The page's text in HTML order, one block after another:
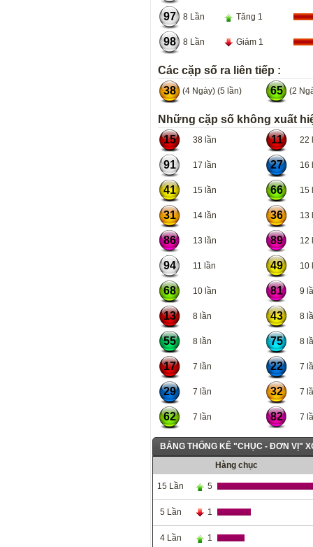
97 8 Lần Tăng 1
98 8 Lần Giảm 1
Các cặp số ra liên tiếp :
38
(4 Ngày) (5 lần) 65 (2
Những cặp số không xuất
15
38 lần 11 22
91 17 lần 27 16
41 15 lần 66 15
31 14 lần 36 13
86 13 lần 89 12
94 11 lần 49 10
68 10 lần 81 9
13 8 lần 43 8
55 8 lần 75 8
17 7 lần 22 7
29 7 lần 32 7
62 7 lần 82 7
BẢNG THỐNG KÊ "CHỤC - ĐƠN VỊ"
Hàng chục
15 Lần 5
5 Lần 1
4 Lần 1